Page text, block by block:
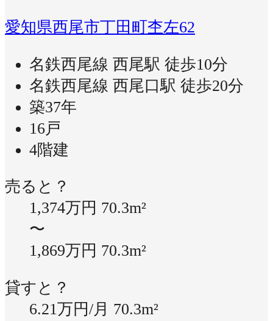
愛知県西尾市丁田町杢左62
名鉄西尾線 西尾駅 徒歩10分
名鉄西尾線 西尾口駅 徒歩20分
築37年
16戸
4階建
売ると？
1,374万円 70.3m²
〜
1,869万円 70.3m²
貸すと？
6.21万円/月 70.3m²